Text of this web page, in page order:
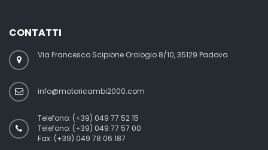
CONTATTI
Via Francesco Scipione Orologio 8/10, 35129 Padova
info@motoricambi2000.com
Telefono: (+39) 049 77 52 15
Telefono: (+39) 049 77 57 00
Fax: (+39) 049 78 06 187